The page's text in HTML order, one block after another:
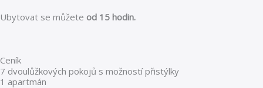
Ubytovat se můžete od 15 hodin.
Ceník
7 dvoulůžkových pokojů s možností přistýlky
1 apartmán